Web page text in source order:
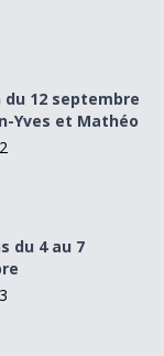
et Mathéo
du 12 septembre
Yves et Mathéo
du 4 au 7